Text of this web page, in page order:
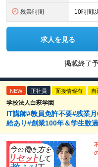
残業時間 10時間
求人を見る
掲載終了
NEW 正社員 面接情報有 自
学校法人白萩学園
IT講師#教員免許不要#残業
給あり#創業100年＆学生数